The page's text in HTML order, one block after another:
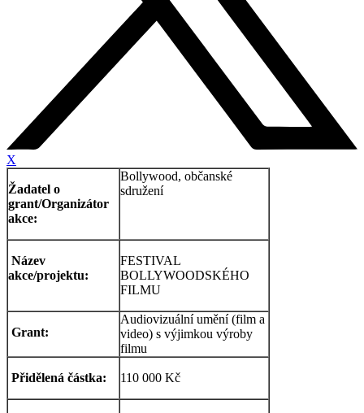
X
Žadatel o
grant/Organizátor
akce:
Bollywood, občanské
sdružení
Název
akce/projektu:
FESTIVAL
BOLLYWOODSKÉHO
FILMU
Grant:
Audiovizuální umění (film a
video) s výjimkou výroby
filmu
Přidělená částka: 110 000 Kč